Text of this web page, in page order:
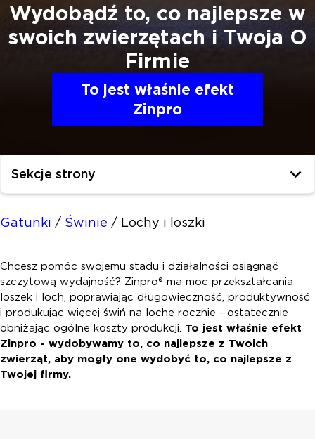
Wydobądź to, co najlepsze w
swoich zwierzętach iTwoja O
Firmie
To jest właśnie efekt
Zinpro
Sekcje strony
Gatunki / Świnie / Lochy i loszki
Chcesz pomóc swojemu stadu i działalności osiągnąć
szczytową wydajność? Zinpro® ma moc przekształcania
loszek i loch, poprawiając długowieczność, produktywność
i produkując więcej świń na lochę rocznie - ostatecznie
obniżając ogólne koszty produkcji. To jest właśnie efekt
Zinpro - wydobywamy to, co najlepsze z Twoich
zwierząt, aby mogły one wydobyć to, co najlepsze z
Twojej firmy.